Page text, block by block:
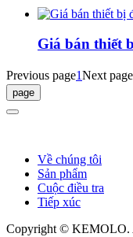
Giá bán thiết
Previous page1Next page
Về chúng tôi
Sản phẩm
Cuộc điều tra
Tiếp xúc
Copyright © KEMOLO.